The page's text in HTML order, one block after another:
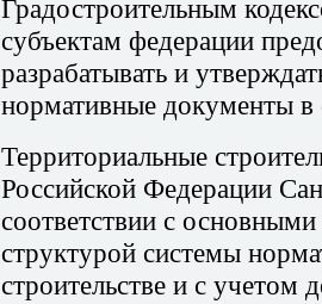
Градостроительным
субъектам федерации
разрабатывать и
нормативные документы в
Территориальные
Российской Федерации
соответствии с
структурой системы
строительстве и с учетом